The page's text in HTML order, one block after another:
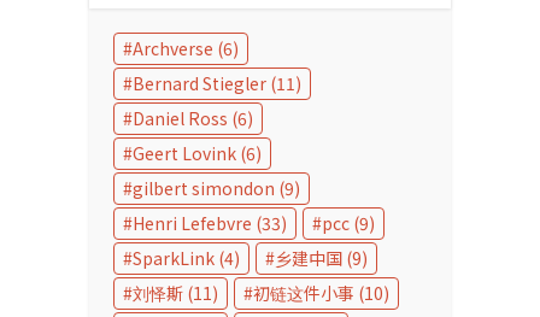
Archverse (6)
Bernard Stiegler (11)
Daniel Ross (6)
Geert Lovink (6)
gilbert simondon (9)
Henri Lefebvre (33) pcc (9)
SparkLink (4) 乡建中国 (9)
刘怿斯 (11) 初链这件小事 (10)